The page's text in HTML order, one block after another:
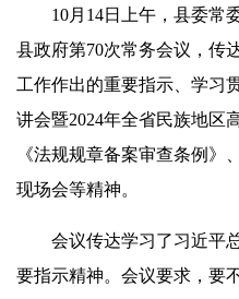
10月14日上午，县委常委
县政府第70次常务会议，传
工作作出的重要指示、学习
讲会暨2024年全省民族地区
《法规规章备案审查条例》
现场会等精神。
会议传达学习了习近平总
要指示精神。会议要求，要